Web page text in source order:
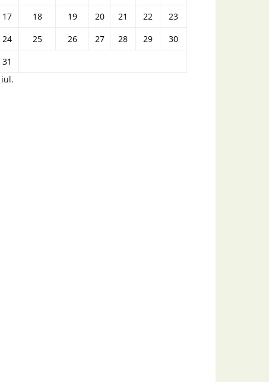
17
18 19 20 21 22
23
24
25 26 27 28 29
30
31
iul.